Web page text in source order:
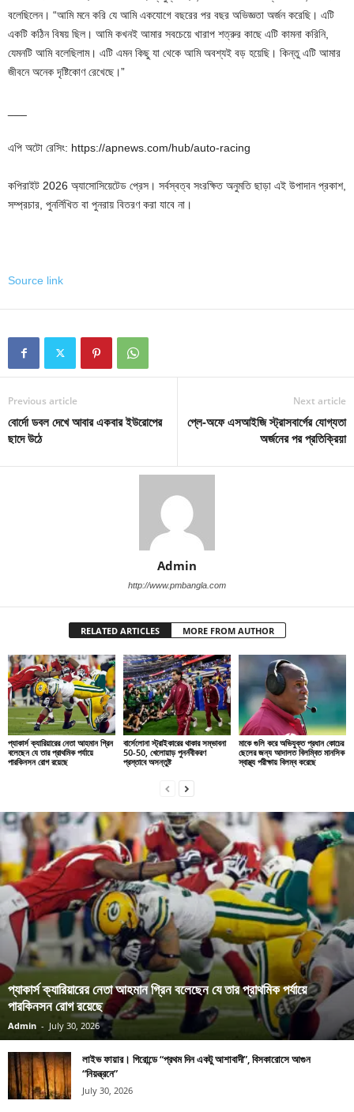
বলেছিলেন। “আমি মনে করি যে আমি একযোগে বছরের পর বছর অভিজ্ঞতা অর্জন করেছি। এটি
একটি কঠিন বিষয় ছিল। আমি কখনই আমার সবচেয়ে খারাপ শত্রুর কাছে এটি কামনা করিনি,
যেমনটি আমি বলেছিলাম। এটি এমন কিছু যা থেকে আমি অবশ্যই বড় হয়েছি। কিন্তু এটি আমার
জীবনে অনেক দৃষ্টিকোণ রেখেছে।”
এপি অটো রেসিং: https://apnews.com/hub/auto-racing
কপিরাইট 2026 অ্যাসোসিয়েটেড প্রেস। সর্বস্বত্ব সংরক্ষিত অনুমতি ছাড়া এই উপাদান প্রকাশ,
সম্প্রচার, পুনর্লিখিত বা পুনরায় বিতরণ করা যাবে না।
Source link
Previous article
বোর্দো ডবল দেখে আবার একবার ইউরোপের
ছাদে উঠে
Next article
প্লে-অফে এসআইজি স্ট্রাসবার্গের যোগ্যতা
অর্জনের পর প্রতিক্রিয়া
Admin
http://www.pmbangla.com
RELATED ARTICLES MORE FROM AUTHOR
প্যাকার্স ক্যারিয়ারের নেতা আহমান গ্রিন
বলেছেন যে তার প্রাথমিক পর্যায়ে
পারকিনসন রোগ রয়েছে
বার্সেলোনা স্ট্রাইকারের থাকার সম্ভাবনা
50-50, খেলোয়াড় পুনর্নবীকরণ
প্রস্তাবে অসন্তুষ্ট
মাকে গুলি করে অভিযুক্ত প্রধান কোচের
ছেলের জন্য আদালত বিলম্বিত মানসিক
স্বাস্থ্য পরীক্ষায় বিলম্ব করেছে
প্যাকার্স ক্যারিয়ারের নেতা আহমান গ্রিন বলেছেন যে তার প্রাথমিক পর্যায়ে
পারকিনসন রোগ রয়েছে
Admin - July 30, 2026
লাইভ ফায়ার। গিরোন্ডে “প্রথম দিন একটু আশাবাদী”, বিসকারোসে আগুন
“নিয়ন্ত্রনে”
July 30, 2026